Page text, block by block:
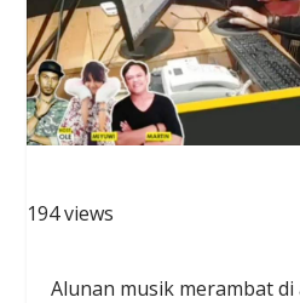
194 views
Alunan musik merambat